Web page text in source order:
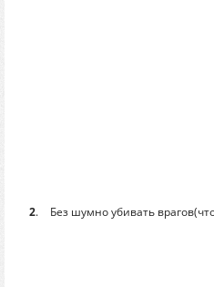
2. Без шумно убивать